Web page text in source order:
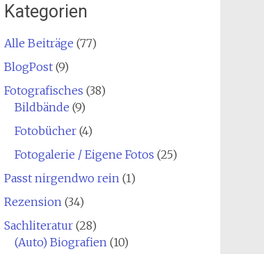
Kategorien
Alle Beiträge (77)
BlogPost(9)
Fotografisches (38)
Bildbände (9)
Fotobücher(4)
Fotogalerie / Eigene Fotos (25)
Passt nirgendwo rein (1)
Rezension (34)
Sachliteratur(28)
(Auto) Biografien (10)